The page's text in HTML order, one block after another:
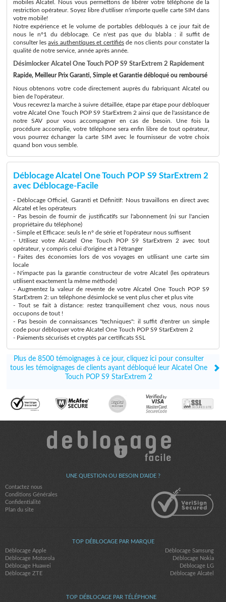
mobiles Alcatel. Nous vous permettons de libérer votre téléphone de la
restriction opérateur. Soyez libre d'utiliser n'importe quelle carte SIM dans
votre mobile!
Notre expérience et le volume de portables débloqués à ce jour fait de
nous le n°1 du déblocage. Ce n'est pas que du blabla : il suffit de
consulter lesavis authentiques et certifiésde nos clients pour constater la
qualité de notre service, année après année.
Désimlocker Alcatel One Touch POP S9 StarExtrem 2 Rapidement
Rapide, Meilleur Prix Garanti, Simple et Garantie débloqué ou remboursé
Nous obtenons votre code directement auprès du fabriquant Alcatel ou
bien de l'opérateur.
Vous recevrez la marche à suivre détaillée, étape par étape pour débloquer
votre Alcatel One Touch POP S9 StarExtrem 2 ainsi que de l'assistance de
notre SAV pour vous accompagner en cas de besoin. Une fois la
procédure accomplie, votre téléphone sera enfin libre de tout opérateur,
vous pourrez échanger la carte SIM avec le fournisseur de votre choix
quand bon vous semble.
Déblocage Alcatel One Touch POP S9 StarExtrem 2
avec Déblocage-Facile
- Déblocage Officiel, Garanti et Définitif: Nous travaillons en direct avec
Alcatel et les opérateurs
- Pas besoin de fournir de justificatifs sur l'abonnement (ni sur l'ancien
propriétaire du téléphone)
- Simple et Efficace: seuls le n° de série et l'opérateur nous suffisent
- Utilisez votre Alcatel One Touch POP S9 StarExtrem 2 avec tout
opérateur, y compris celui d'origine et à l'étranger
- Faites des économies lors de vos voyages en utilisant une carte sim
locale
- N'impacte pas la garantie constructeur de votre Alcatel (les opérateurs
utilisent exactement la même méthode)
- Augmentez la valeur de revente de votre Alcatel One Touch POP S9
StarExtrem 2: un téléphone désimlocké se vent plus cher et plus vite
- Tout se fait à distance: restez tranquillement chez vous, nous nous
occupons de tout !
- Pas besoin de connaissances "techniques": il suffit d'entrer un simple
code pour débloquer votre Alcatel One Touch POP S9 StarExtrem 2
- Paiements sécurisés et cryptés par certificats SSL
Plus de 8500 témoignages à ce jour, cliquez ici pour consulter
tous les témoignages de clients ayant débloqué leur Alcatel One
Touch POP S9 StarExtrem 2
UNE QUESTION OU BESOIN D'AIDE ?
Contactez nous
Conditions Générales
Confidentialité
Plan du site
TOP DÉBLOCAGE PAR MARQUE
Déblocage Apple
Déblocage Samsung
Déblocage Motorola
Déblocage Nokia
Déblocage Huawei
Déblocage LG
Déblocage ZTE
Déblocage Alcatel
TOP DÉBLOCAGE PAR TÉLÉPHONE